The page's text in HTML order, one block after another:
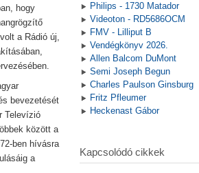
hogy
a Rádió új,
bevezetését
Televízió
között a
ben hívásra
a
Philips - 1730 Matador
Videoton - RD5686OCM
FMV - Lilliput B
Vendégkönyv 2026.
Allen Balcom DuMont
Semi Joseph Begun
Charles Paulson Ginsburg
Fritz Pfleumer
Heckenast Gábor
Kapcsolódó cikkek